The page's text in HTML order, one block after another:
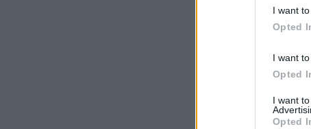
I want
Opted
I want
Opted
I want
Opted